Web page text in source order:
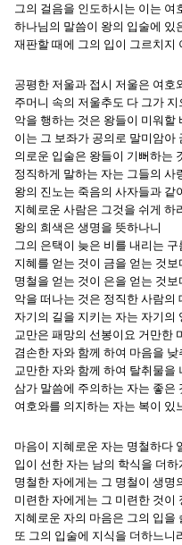
그의 걸음을 인도하시는 이는 여
하나님의 말씀이 왕의 입술에 있
재판할 때에 그의 입이 그르치지
공평한 저울과 접시 저울은 여호
주머니 속의 저울추도 다 그가
악을 행하는 것은 왕들이 미워할
이는 그 보좌가 공의로 말미암아
의로운 입술은 왕들이 기뻐하는
정직하게 말하는 자는 그들의 사
왕의 진노는 죽음의 사자들과 같
지혜로운 사람은 그것을 쉬게 하
왕의 희색은 생명을 뜻하나니
그의 은택이 늦은 비를 내리는
지혜를 얻는 것이 금을 얻는 것보
명철을 얻는 것이 은을 얻는 것
악을 떠나는 것은 정직한 사람의
자기의 길을 지키는 자는 자기의
교만은 패망의 선봉이요 거만한
겸손한 자와 함께 하여 마음을 낮
교만한 자와 함께 하여 탈취물을
삼가 말씀에 주의하는 자는 좋은
여호와를 의지하는 자는 복이 있
마음이 지혜로운 자는 명철하다
입이 선한 자는 남의 학식을 더
명철한 자에게는 그 명철이 생명
미련한 자에게는 그 미련한 것이
지혜로운 자의 마음은 그의 입을
또 그의 입술에 지식을 더하느니